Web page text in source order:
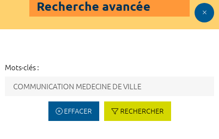
Recherche avancée
Mots-clés :
EFFACER RECHERCHER